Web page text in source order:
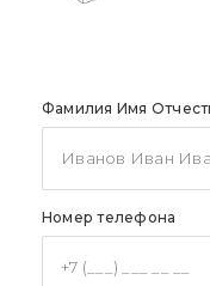
Фамилия Имя
Номер телефона